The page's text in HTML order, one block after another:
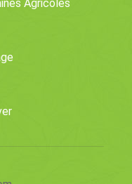
Agricoles